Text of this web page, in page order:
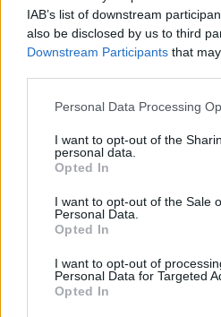
IAB’s list of downstream
also be disclosed by us to third
Downstream Participants that
Please note that this website/app
not limited to your visit or usage
grant or deny consent to Google
use your data for below specified
consent section.
Personal Data Processing
I want to opt-out of the
personal data.
Opted In
I want to opt-out of the Sale
Personal Data.
Opted In
I want to opt-out of
Personal Data for Targeted
Opted In
Felhasználónév
Elfelejtette jelszavát?
Kertészeti, kerti termékek és
KERTÉSZ ÉS